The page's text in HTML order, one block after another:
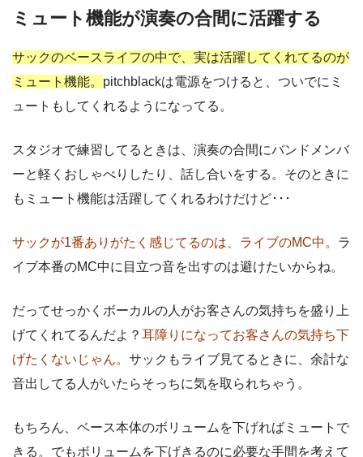
ミュート機能が演奏の合間に活躍する
サックのベースライフの中で、実は活躍してくれてるのが
ミュート機能。 pitchblackは電源をつけると、ついでにミ
ュートもしてくれるようになってる。
スタジオで練習してるときは、演奏の合間にバンドメンバ
ーと軽くおしゃべりしたり、話し合いをする。そのときに
もミュート機能は活躍してくれるわけだけど･･･
サックが1番ありがたく感じてるのは、ライブのMC中。 ラ
イブ本番のMC中に目立つ音を出すのは避けたいからね。
だってせっかくボーカルの人がお客さんの気持ちを盛り上
げてくれてるんだよ？ 耳障りになってお客さんの気持ち下
げたくないじゃん。 サックもライブ見てるときに、余計な
音出してる人がいたらそっちに気を取られちゃう。
もちろん、ベース本体のボリュームを下げればミュートで
きる。でもボリュームを下げきるのに必要な手間を考えて